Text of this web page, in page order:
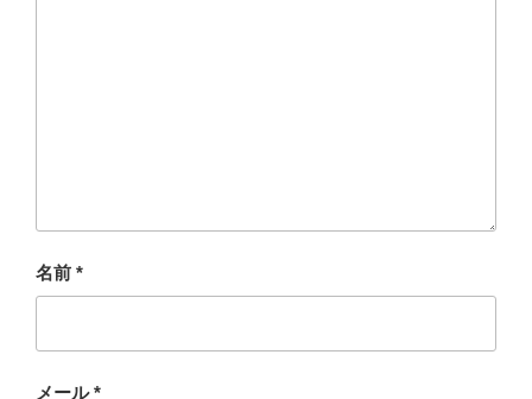
名前 *
メール*